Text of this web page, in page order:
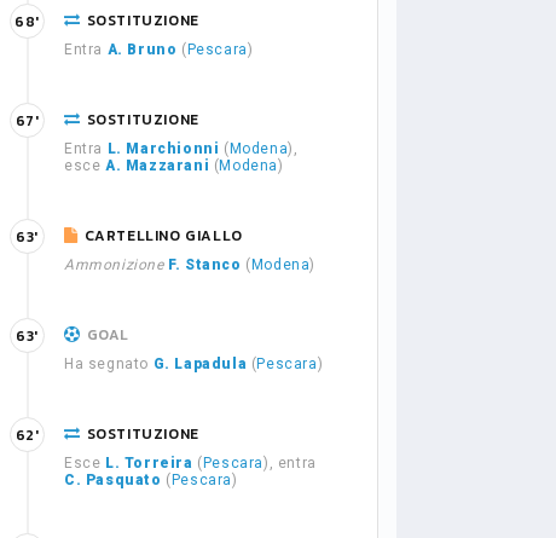
SOSTITUZIONE
Entra A. Bruno ( Pescara)
68'
SOSTITUZIONE
Entra L. Marchionni ( Modena),
esce A. Mazzarani ( Modena)
67'
CARTELLINO GIALLO
Ammonizione F. Stanco ( Modena)
63'
GOAL
Ha segnato G. Lapadula ( Pescara)
63'
SOSTITUZIONE
Esce L. Torreira ( Pescara), entra
C. Pasquato ( Pescara)
62'